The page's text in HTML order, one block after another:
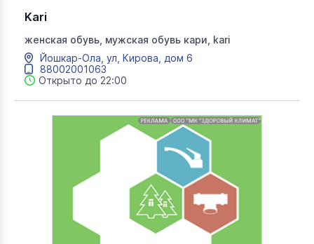
Kari
женская обувь, мужская обувь кари, kari
Йошкар-Ола, ул, Кирова, дом 6
88002001063
Открыто до 22:00